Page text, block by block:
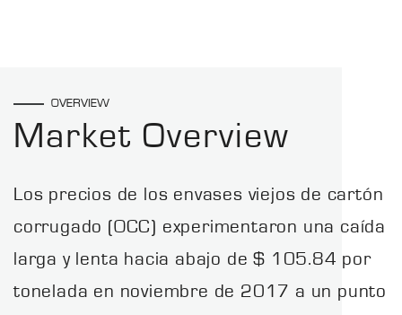
OVERVIEW
Market Overview
Los precios de los envases viejos de cartón
corrugado (OCC) experimentaron una caída
larga y lenta hacia abajo de $ 105.84 por
tonelada en noviembre de 2017 a un punto